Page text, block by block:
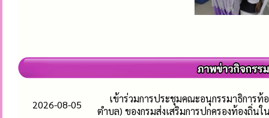
2026-08-05
เข้าร่วมการประชุมคณะอนุกรรมาธิการ
ตำบล) ของกรมส่งเสริมการปกครองท้องถิ่นใ